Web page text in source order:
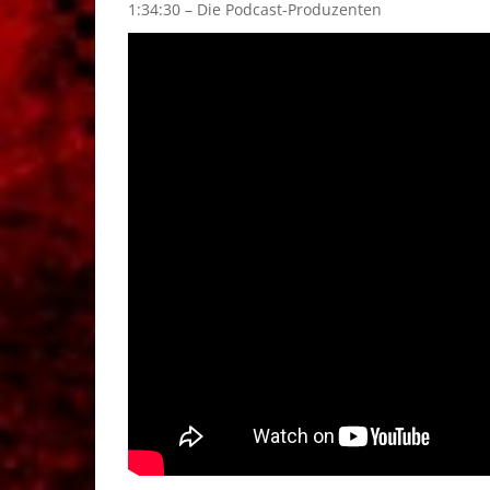
1:34:30 – Die Podcast-Produzenten